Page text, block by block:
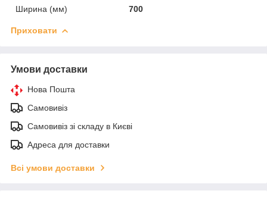
Ширина (мм)
700
Приховати
Умови доставки
Нова Пошта
Самовивіз
Самовивіз зі складу в Києві
Адреса для доставки
Всі умови доставки